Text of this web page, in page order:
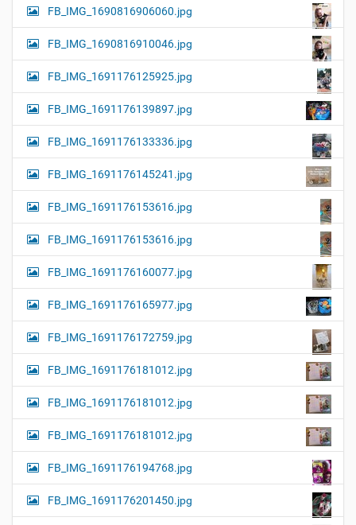
FB_IMG_1690816906060.jpg
FB_IMG_1690816910046.jpg
FB_IMG_1691176125925.jpg
FB_IMG_1691176139897.jpg
FB_IMG_1691176133336.jpg
FB_IMG_1691176145241.jpg
FB_IMG_1691176153616.jpg
FB_IMG_1691176153616.jpg
FB_IMG_1691176160077.jpg
FB_IMG_1691176165977.jpg
FB_IMG_1691176172759.jpg
FB_IMG_1691176181012.jpg
FB_IMG_1691176181012.jpg
FB_IMG_1691176181012.jpg
FB_IMG_1691176194768.jpg
FB_IMG_1691176201450.jpg